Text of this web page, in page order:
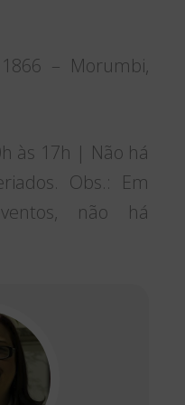
– Morumbi,
às 17h | Não há
Obs.: Em
não há